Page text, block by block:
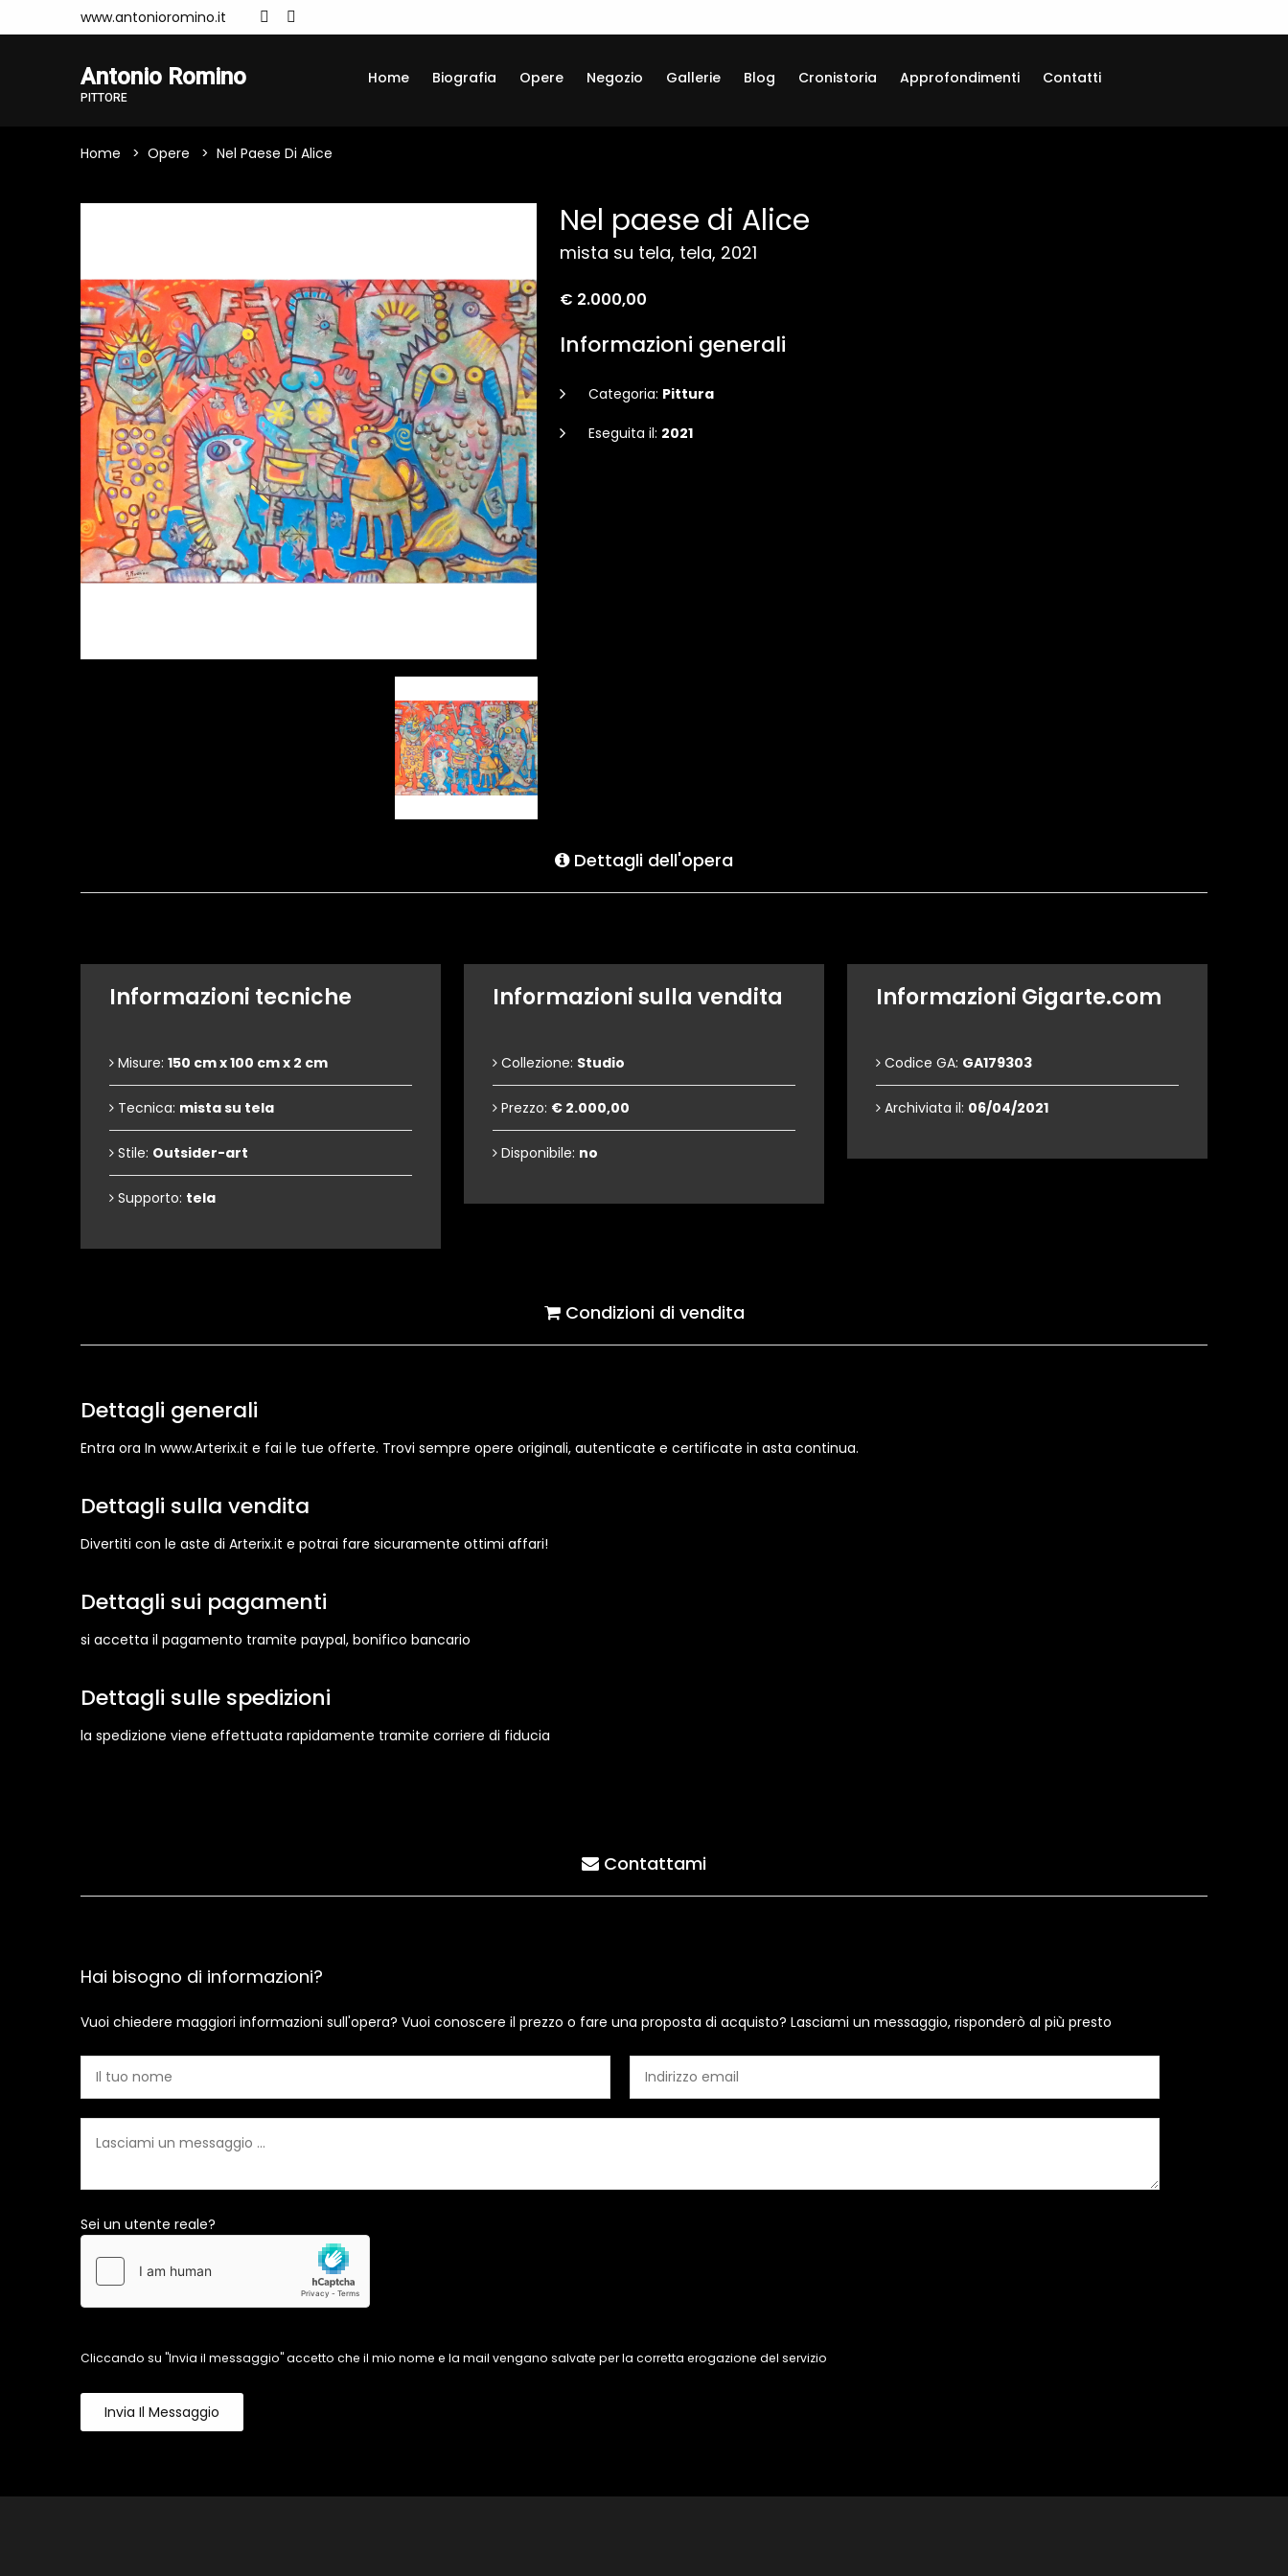
www.antonioromino.it
Antonio Romino
PITTORE
Home Biografia Opere Negozio Gallerie Blog Cronistoria Approfondimenti Contatti
Home Opere Nel Paese Di Alice
Nel paese di Alice
mista su tela, tela, 2021
€ 2.000,00
Informazioni generali
Categoria: Pittura
Eseguita il: 2021
Dettagli dell'opera
Informazioni tecniche
Misure: 150 cm x 100 cm x 2 cm
Tecnica: mista su tela
Stile: Outsider-art
Supporto: tela
Informazioni sulla vendita
Collezione: Studio
Prezzo: € 2.000,00
Disponibile: no
Informazioni Gigarte.com
Codice GA: GA179303
Archiviata il: 06/04/2021
Condizioni di vendita
Dettagli generali
Entra ora In www.Arterix.it e fai le tue offerte. Trovi sempre opere originali, autenticate e certificate in asta continua.
Dettagli sulla vendita
Divertiti con le aste di Arterix.it e potrai fare sicuramente ottimi affari!
Dettagli sui pagamenti
si accetta il pagamento tramite paypal, bonifico bancario
Dettagli sulle spedizioni
la spedizione viene effettuata rapidamente tramite corriere di fiducia
Contattami
Hai bisogno di informazioni?
Vuoi chiedere maggiori informazioni sull'opera? Vuoi conoscere il prezzo o fare una proposta di acquisto? Lasciami un messaggio, risponderò al più presto
Sei un utente reale?
Cliccando su "Invia il messaggio" accetto che il mio nome e la mail vengano salvate per la corretta erogazione del servizio
Invia Il Messaggio